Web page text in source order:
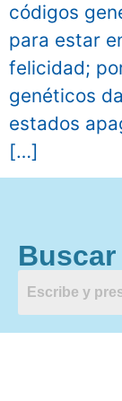
códigos
para estar
felicidad;
genéticos
estados
[…]
Buscar